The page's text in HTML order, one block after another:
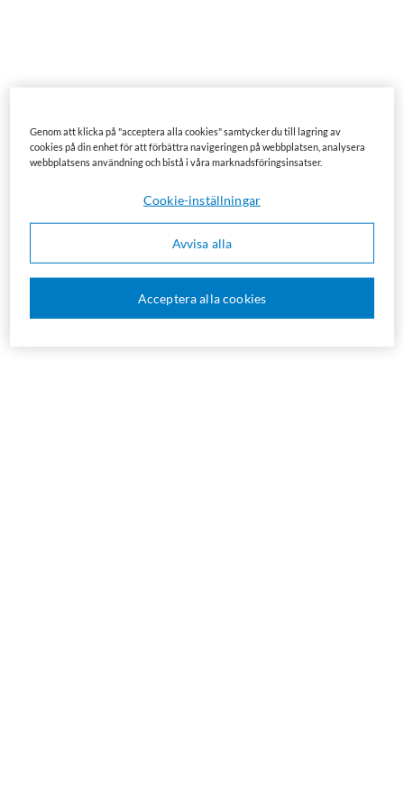
Genom att klicka på "acceptera alla cookies" samtycker du till lagring av
cookies på din enhet för att förbättra navigeringen på webbplatsen, analysera
webbplatsens användning och bistå i våra marknadsföringsinsatser.
Avvisa alla
Acceptera alla cookies
Cookie-inställningar